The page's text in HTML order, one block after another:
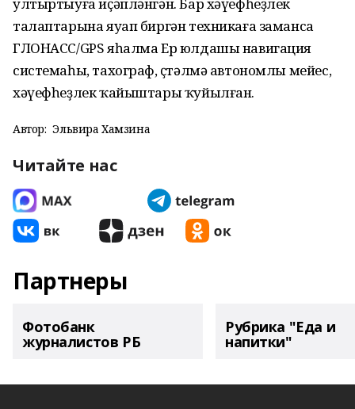
талаптарына яуап биргән техникаға заманса
ГЛОНАСС/GPS яһалма Ер юлдашы навигация
системаһы, тахограф, өҫтәлмә автономлы мейес,
хәүефһеҙлек ҡайыштары ҡуйылған.
Автор: Эльвира Хамзина
Читайте нас
Партнеры
Фотобанк
журналистов РБ
Рубрика "Еда и
напитки"